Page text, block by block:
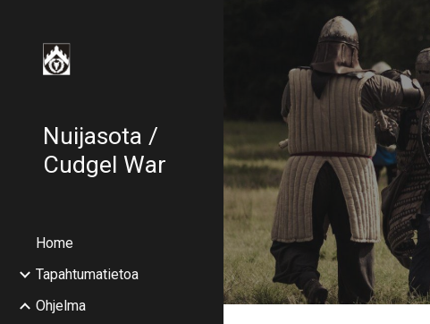
Nuijasota /
Cudgel War
Home
Tapahtumatietoa
Ohjelma